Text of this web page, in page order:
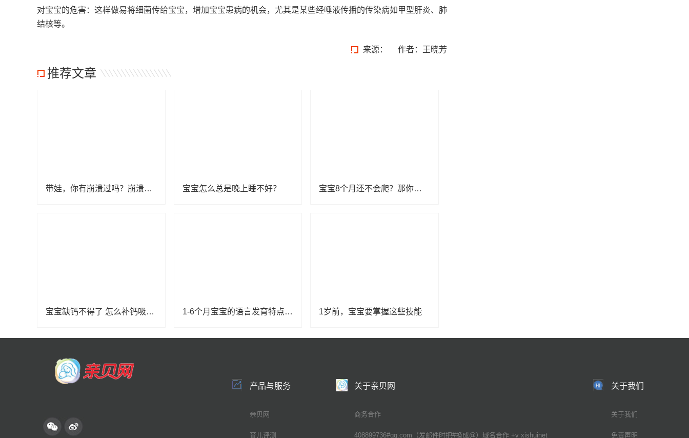
对宝宝的危害：这样做易将细菌传给宝宝，增加宝宝患病的机会，尤其是某些经唾液传播的传染病如甲型肝炎、肺
结核等。
来源： 作者：王晓芳
推荐文章
带娃，你有崩溃过吗？崩溃以后该怎么办？ 宝宝怎么总是晚上睡不好？ 宝宝8个月还不会爬？那你一定要看看！
宝宝缺钙不得了 怎么补钙吸收好？ 1-6个月宝宝的语言发育特点是什么？ 1岁前，宝宝要掌握这些技能
产品与服务
亲贝网
育儿评测
关于亲贝网
商务合作
408899736#qq.com（发邮件时把#换成@）域名合作 +v xishuinet
关于我们
关于我们
免责声明